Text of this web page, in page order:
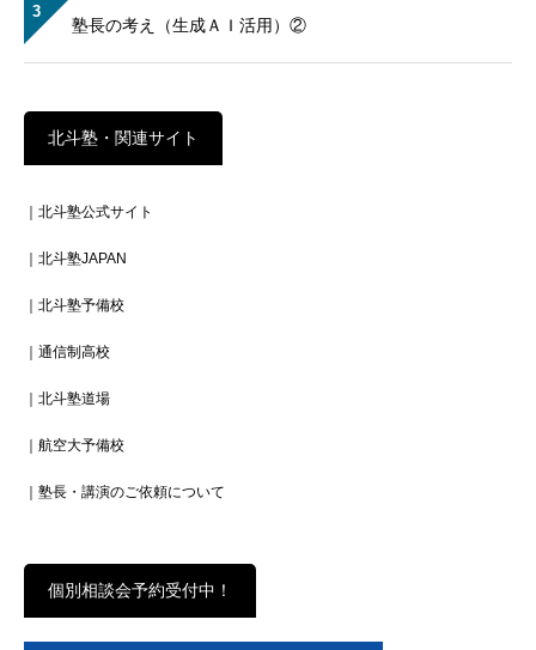
3
塾長の考え（生成ＡＩ活用）②
北斗塾・関連サイト
｜北斗塾公式サイト
｜北斗塾JAPAN
｜北斗塾予備校
｜通信制高校
｜北斗塾道場
｜航空大予備校
｜塾長・講演のご依頼について
個別相談会予約受付中！